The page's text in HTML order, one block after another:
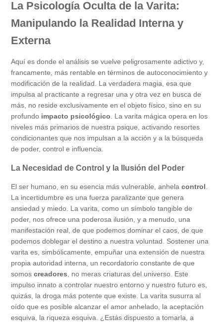
La Psicología Oculta de la Varita:
Manipulando la Realidad Interna y
Externa
Aquí es donde el análisis se vuelve peligrosamente adictivo y,
francamente, más rentable en términos de autoconocimiento y
modificación de la realidad. La verdadera magia, esa que
impulsa al practicante a regresar una y otra vez en busca de
más, no reside exclusivamente en el objeto físico, sino en su
profundo impacto psicológico . La varita mágica opera en los
niveles más primarios de nuestra psique, activando resortes
condicionantes que nos impulsan a la acción y a la búsqueda
de poder, control e influencia.
La Necesidad de Control y la Ilusión del Poder
El ser humano, en su esencia más vulnerable, anhela control
La incertidumbre es una fuerza paralizante que genera
ansiedad y miedo. La varita, como un símbolo tangible de
poder, nos ofrece una poderosa ilusión, y a menudo, una
manifestación real, de que podemos dominar el caos, de que
podemos doblegar el destino a nuestra voluntad. Sostener una
varita es, simbólicamente, empuñar una extensión de nuestra
propia autoridad interna, un recordatorio constante de que
somos creadores , no meras criaturas del universo. Este
impulso innato a controlar nuestro entorno y nuestro futuro es,
quizás, la droga más potente que existe. La varita susurra al
oído que es posible alcanzar el amor anhelado, la aceptación
esquiva, la riqueza esquiva. ¿Estás dispuesto a tomarla, a